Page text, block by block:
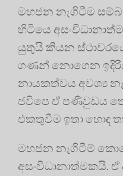
මහජන නැගිටීම
හිටියෙ
යුතුයි කියන
ගණන් නොගෙන
නායකත්වය අවශ්‍ය
ජවිපෙ ඒ පණිවුඩය
එකතුවීම ඉතා හොඳ
මහජන නැගිටීම්
අසංවිධානාත්මකයි.